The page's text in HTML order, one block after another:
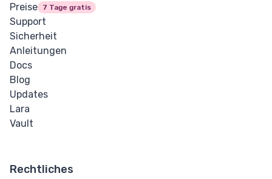
Preise
7 Tage gratis
Support
Sicherheit
Anleitungen
Docs
Blog
Updates
Lara
Vault
Rechtliches